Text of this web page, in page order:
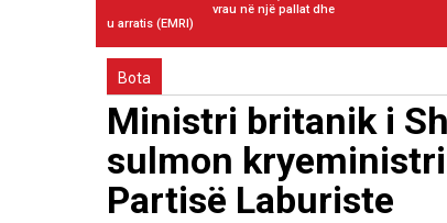
vrau në një pallat dhe
u arratis (EMRI)
Bota
Ministri britanik i
sulmon
Partisë Laburiste